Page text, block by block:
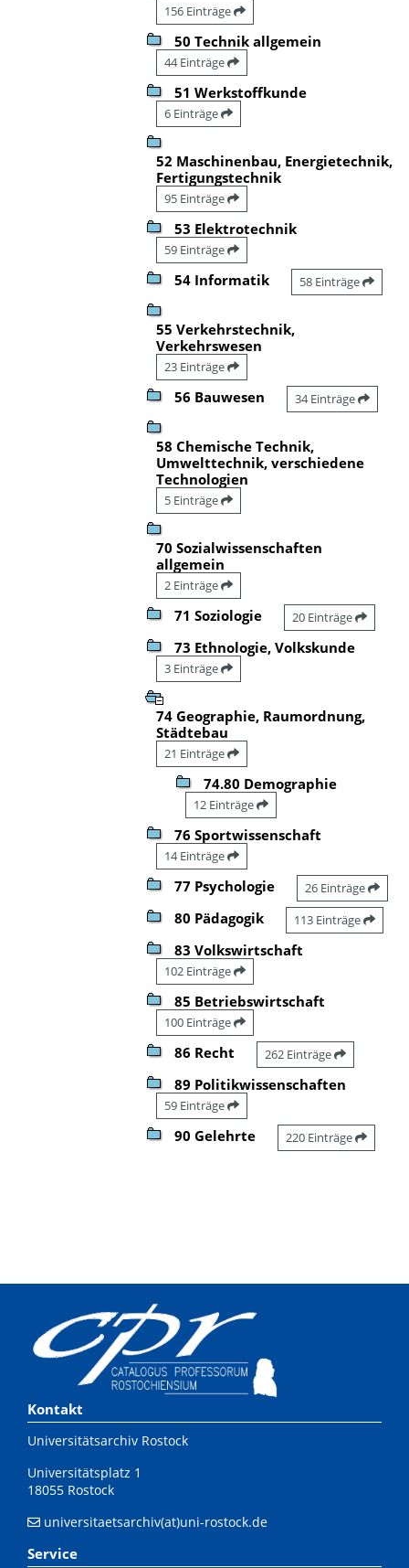
156 Einträge
50 Technik allgemein
44 Einträge
51 Werkstoffkunde
6 Einträge
52 Maschinenbau, Energietechnik,
Fertigungstechnik
95 Einträge
53 Elektrotechnik
59 Einträge
54 Informatik 58 Einträge
55 Verkehrstechnik,
Verkehrswesen
23 Einträge
56 Bauwesen 34 Einträge
58 Chemische Technik,
Umwelttechnik, verschiedene
Technologien
5 Einträge
70 Sozialwissenschaften
allgemein
2 Einträge
71 Soziologie 20 Einträge
73 Ethnologie, Volkskunde
3 Einträge
74 Geographie, Raumordnung,
Städtebau
21 Einträge
74.80 Demographie
12 Einträge
76 Sportwissenschaft
14 Einträge
77 Psychologie 26 Einträge
80 Pädagogik 113 Einträge
83 Volkswirtschaft
102 Einträge
85 Betriebswirtschaft
100 Einträge
86 Recht 262 Einträge
89 Politikwissenschaften
59 Einträge
90 Gelehrte 220 Einträge
Kontakt
Universitätsarchiv Rostock
Universitätsplatz 1
18055 Rostock
universitaetsarchiv(at)uni-rostock.de
Service